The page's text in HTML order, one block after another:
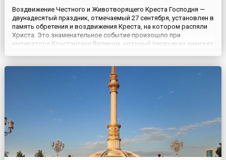
Воздвижение Честного и Животворящего Креста Господня —
двунадесятый праздник, отмечаемый 27 сентября, установлен в
память обретения и воздвижения Креста, на котором распяли
Христа. Это знаменательное событие произошло при
императоре Константине Великом, который первым из римских
содействием Божиим одержавший в тре...